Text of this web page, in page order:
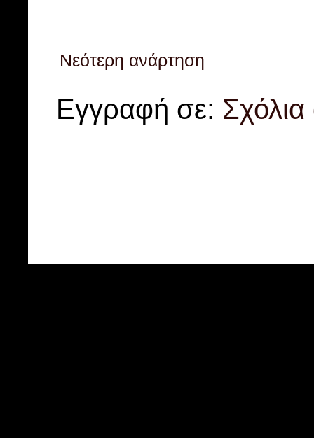
Νεότερη ανάρτηση
Εγγραφή σε: